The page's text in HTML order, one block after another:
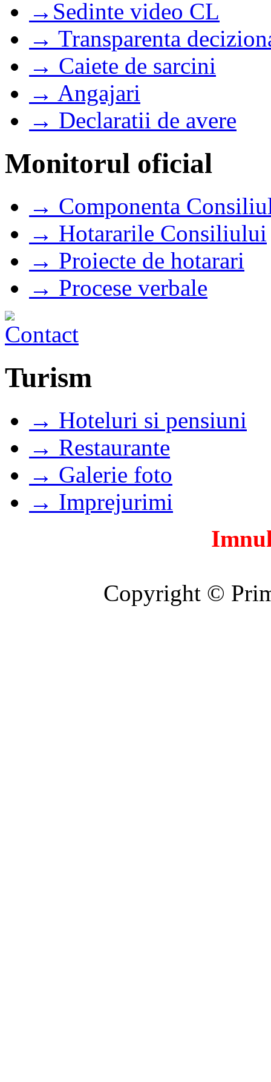
→Sedinte video CL
→ Transparenta
→ Caiete de sarcini
→ Angajari
→ Declaratii de avere
Monitorul oficial
→ Componenta
→ Hotararile Consiliului
→ Proiecte de hotarari
→ Procese verbale
Turism
→ Hoteluri si pensiuni
→ Restaurante
→ Galerie foto
→ Imprejurimi
Copyright ©